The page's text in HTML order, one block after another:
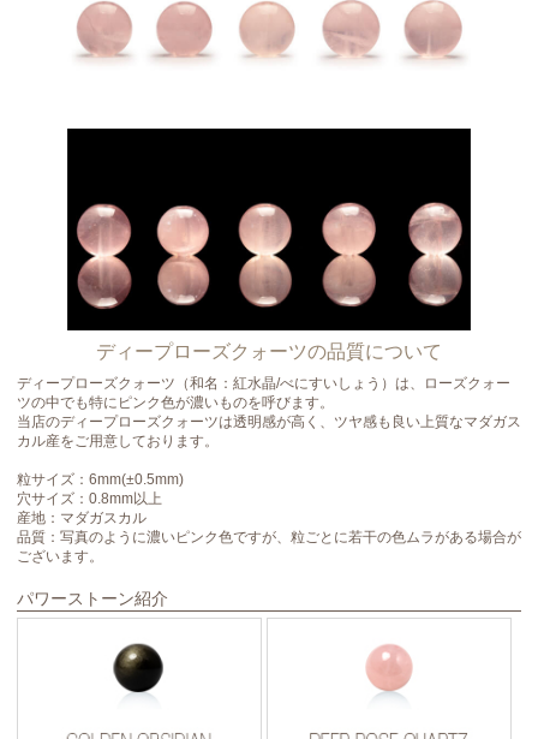
ディープローズクォーツの品質について
ディープローズクォーツ（和名：紅水晶/べにすいしょう）は、ローズクォー
ツの中でも特にピンク色が濃いものを呼びます。
当店のディープローズクォーツは透明感が高く、ツヤ感も良い上質なマダガス
カル産をご用意しております。
粒サイズ：6mm(±0.5mm)
穴サイズ：0.8mm以上
産地：マダガスカル
品質：写真のように濃いピンク色ですが、粒ごとに若干の色ムラがある場合が
ございます。
パワーストーン紹介